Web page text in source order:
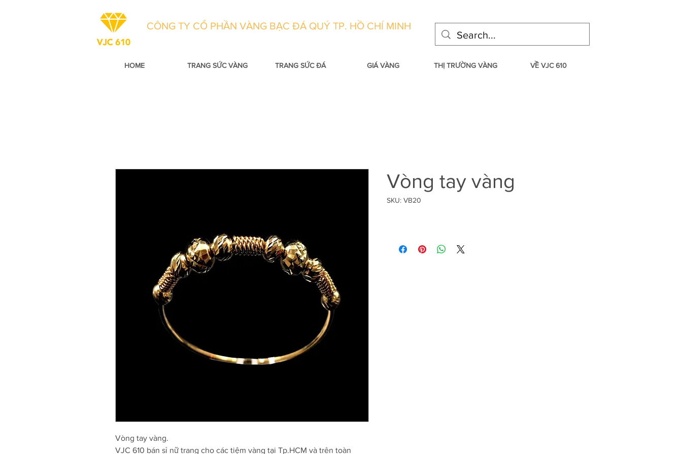
CÔNG TY CỔ PHẦN VÀNG BẠC ĐÁ QUÝ TP. HỒ CHÍ MINH
HOME TRANG SỨC VÀNG TRANG SỨC ĐÁ GIÁ VÀNG THỊ TRƯỜNG VÀNG VỀ VJC 610
Vòng tay vàng.
VJC 610 bán sỉ nữ trang cho các tiệm vàng tại Tp.HCM và trên toàn
Vòng tay vàng
SKU: VB20